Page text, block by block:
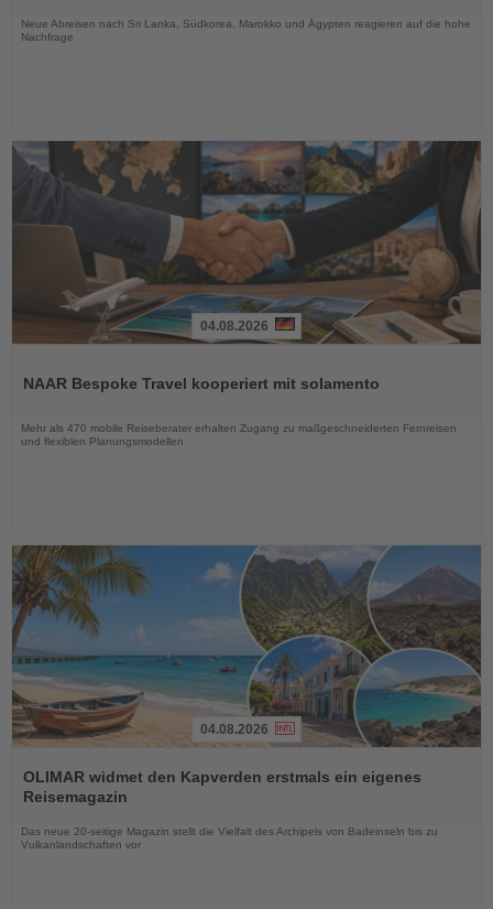
Neue Abreisen nach Sri Lanka, Südkorea, Marokko und Ägypten reagieren auf die hohe
Nachfrage
die
04.08.2026
NAAR Bespoke Travel kooperiert mit solamento
Mehr als 470 mobile Reiseberater erhalten Zugang zu maßgeschneiderten Fernreisen
und flexiblen Planungsmodellen
Sie
die
Nachrichten
04.08.2026
OLIMAR widmet den Kapverden erstmals ein eigenes
Reisemagazin
Das neue 20-seitige Magazin stellt die Vielfalt des Archipels von Badeinseln bis zu
Vulkanlandschaften vor